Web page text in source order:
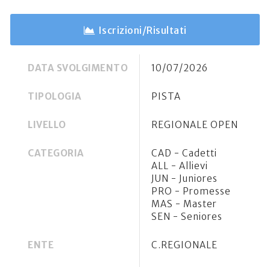
Iscrizioni/Risultati
DATA SVOLGIMENTO 10/07/2026
TIPOLOGIA PISTA
LIVELLO REGIONALE OPEN
CATEGORIA
CAD - Cadetti
ALL - Allievi
JUN - Juniores
PRO - Promesse
MAS - Master
SEN - Seniores
ENTE C.REGIONALE